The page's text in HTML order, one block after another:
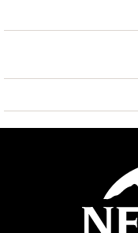
appartements sont